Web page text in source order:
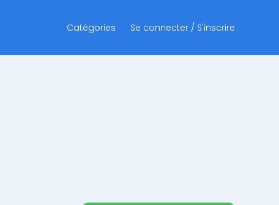
Catégories Se connecter / S'inscrire